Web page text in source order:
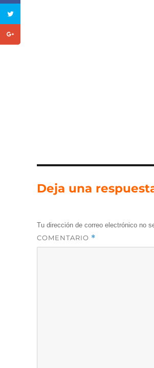
Deja una
Tu dirección de correo electrónico no
COMENTARIO *